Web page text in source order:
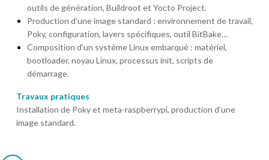
outils de génération, Buildroot et Yocto Project.
Production d’une image standard : environnement de travail,
Poky, configuration, layers spécifiques, outil BitBake…
Composition d’un système Linux embarqué : matériel,
bootloader, noyau Linux, processus init, scripts de
démarrage.
Travaux pratiques
Installation de Poky et meta-raspberrypi, production d’une
image standard.